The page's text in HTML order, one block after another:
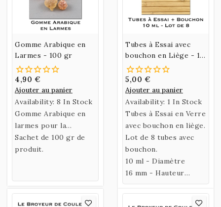
Gomme Arabique en
Larmes - 100 gr
4,90 €
Ajouter au panier
Availability: 8 In Stock
Gomme Arabique en
larmes pour la
préparation d'un liant.
Sachet de 100 gr de
produit.
Tubes à Essai avec
bouchon en Liège - 10
ml - Lot de 8
5,00 €
Ajouter au panier
Availability: 1 In Stock
Tubes à Essai en Verre
avec bouchon en liège.
Lot de 8 tubes avec
bouchon.
10 ml - Diamètre
16 mm - Hauteur
100 mm.